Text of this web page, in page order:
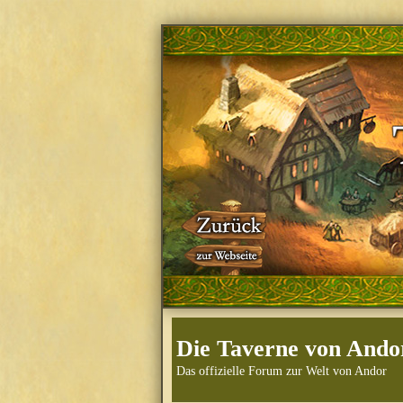
Die Taverne von
Das offizielle Forum zur Welt von Andor